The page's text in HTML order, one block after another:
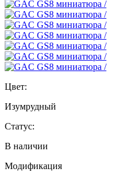
Цвет:
Изумрудный
Статус:
В наличии
Модификация